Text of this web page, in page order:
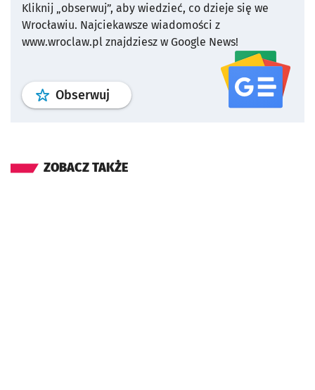
Kliknij „obserwuj”, aby wiedzieć, co dzieje się we
Wrocławiu. Najciekawsze wiadomości z
www.wroclaw.pl znajdziesz w Google News!
Obserwuj profil serwisu
ZOBACZ TAKŻE